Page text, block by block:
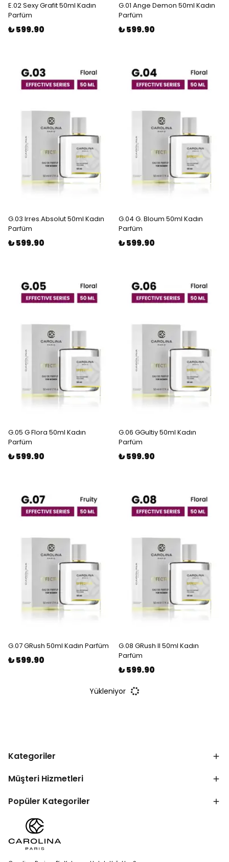
E.02 Sexy Grafit 50ml Kadın
Parfüm
₺ 599.90
G.01 Ange Demon 50ml Kadın
Parfüm
₺ 599.90
G.03 Irres.Absolut 50ml Kadın
Parfüm
₺ 599.90
G.04 G. Bloum 50ml Kadın
Parfüm
₺ 599.90
G.05 G Flora 50ml Kadın
Parfüm
₺ 599.90
G.06 GGultiy 50ml Kadın
Parfüm
₺ 599.90
G.07 GRush 50ml Kadın Parfüm
₺ 599.90
G.08 GRush II 50ml Kadın
Parfüm
₺ 599.90
Yükleniyor
Kategoriler
Müşteri Hizmetleri
Popüler Kategoriler